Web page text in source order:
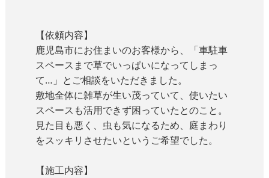
【依頼内容】
鹿児島市にお住まいのお客様から、「車駐車
スペースまで草でいっぱいになってしまっ
て…」とご相談をいただきました。
敷地全体に雑草が生い茂っていて、使いたい
スペースも活用できず困っていたとのこと。
見た目も悪く、虫も気になるため、庭まわり
をスッキリさせたいというご希望でした。
【施工内容】